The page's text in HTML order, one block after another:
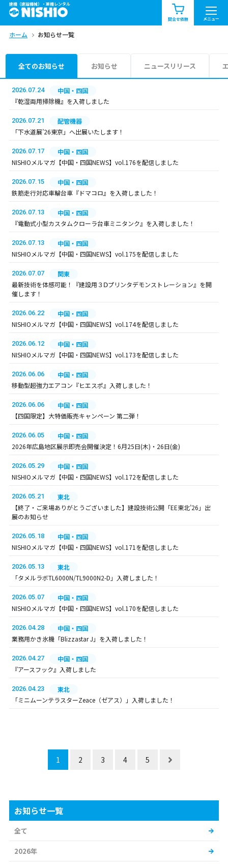
建機（建設機械）・重機レンタル
問合せ依頼 メニュー
商品一覧 お知らせ一覧
問合せ依頼リスト
エリア情報を見る
ホーム お知らせ一覧
全てのお知らせ お知らせ ニュースリリース
2026.07.24
中国・四国
『乾湿両用掃除機』を入荷しました
2026.07.21
配管機器
「下水道展’26東京」へ出展いたします！
2026.07.17
中国・四国
NISHIOメルマガ【中国・四国NEWS】vol.176を配信しました
2026.07.15
中国・四国
鉄筋走行対応車輪台車『ドマコロ』を入荷しました！
2026.07.13
中国・四国
『電動式小型カスタムクローラ台車ミニタンク』を入荷しました！
2026.07.13
中国・四国
NISHIOメルマガ【中国・四国NEWS】vol.175を配信しました
2026.07.07
関東
最新技術を体感可能！『建設用３Ⅾプリンタデモンストレーション』を開
催します！
2026.06.22
中国・四国
NISHIOメルマガ【中国・四国NEWS】vol.174を配信しました
2026.06.12
中国・四国
NISHIOメルマガ【中国・四国NEWS】vol.173を配信しました
2026.06.06
中国・四国
移動型超強力エアコン『ヒエスポ』入荷しました！
2026.06.06
中国・四国
【四国限定】大特価販売キャンペーン 第二弾！
2026.06.05
中国・四国
2026年広島地区展示即売会開催決定！6月25日(木)・26日(金)
2026.05.29
中国・四国
NISHIOメルマガ【中国・四国NEWS】vol.172を配信しました
2026.05.21
東北
【終了・ご来場ありがとうございました】建設技術公開「EE東北’26」出
展のお知らせ
2026.05.18
中国・四国
NISHIOメルマガ【中国・四国NEWS】vol.171を配信しました
2026.05.13
東北
「タメルラボTL6000N/TL9000N2-D」入荷しました！
2026.05.07
中国・四国
NISHIOメルマガ【中国・四国NEWS】vol.170を配信しました
2026.04.28
中国・四国
業務用かき氷機「Blizzastar J」を入荷しました！
2026.04.27
中国・四国
『アースフック』入荷しました
2026.04.23
東北
「ミニムーンテラスターZeace（ゼアス）」入荷しました！
1 2 3 4 5
お知らせ一覧
全て
2026年